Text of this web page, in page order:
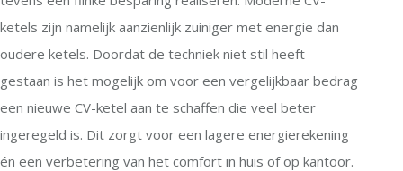
ketels zijn namelijk aanzienlijk zuiniger met energie dan
oudere ketels. Doordat de techniek niet stil heeft
gestaan is het mogelijk om voor een vergelijkbaar bedrag
een nieuwe CV-ketel aan te schaffen die veel beter
ingeregeld is. Dit zorgt voor een lagere energierekening
én een verbetering van het comfort in huis of op kantoor.